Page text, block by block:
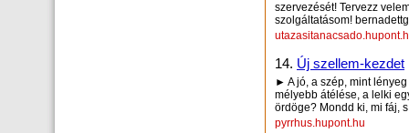
szervezését! Tervezz
szolgáltatásom!
14. Új szellem-kezdet
► A jó, a szép, mint
mélyebb átélése, a lelki
ördöge? Mondd ki, mi fáj,
pyrrhus.hupont.hu